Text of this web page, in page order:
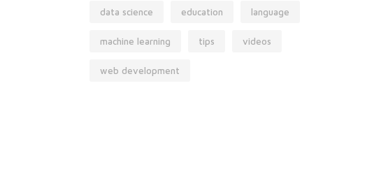
data science education language
machine learning tips videos
web development